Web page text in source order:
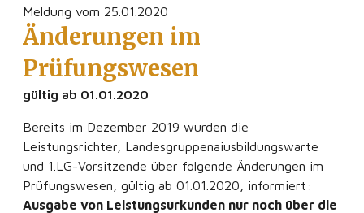
Meldung vom 25.01.2020
Änderungen im
Prüfungswesen
gültig ab 01.01.2020
Bereits im Dezember 2019 wurden die
Leistungsrichter, Landesgruppenaiusbildungswarte
und 1.LG-Vorsitzende über folgende Änderungen im
Prüfungswesen, gültig ab 01.01.2020, informiert:
Ausgabe von Leistungsurkunden nur noch über die